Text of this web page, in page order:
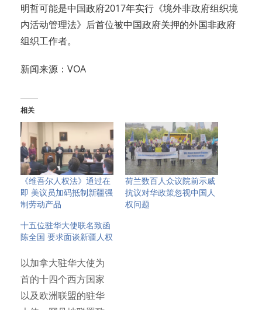
明哲可能是中国政府2017年实行《境外非政府组织境
内活动管理法》后首位被中国政府关押的外国非政府
组织工作者。
新闻来源：VOA
相关
《维吾尔人权法》通过在
即 美议员加码抵制新疆强
制劳动产品
荷兰数百人众议院前示威
抗议对华政策忽视中国人
权问题
十五位驻华大使联名致函
陈全国 要求面谈新疆人权
以加拿大驻华大使为
首的十四个西方国家
以及欧洲联盟的驻华